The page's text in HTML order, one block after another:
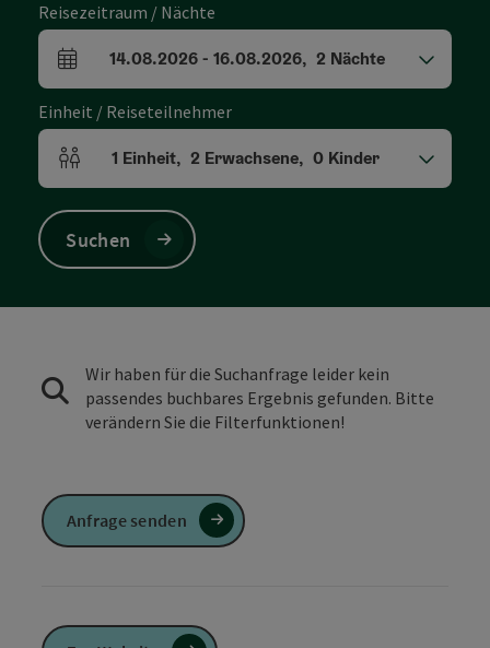
Reisezeitraum / Nächte
An- und Abreisefelder
14.08.2026- 16.08.2026, 2 Nächte
Einheit / Reiseteilnehmer
Einheitenanzahl und Personenfelder
1 Einheit, 2 Erwachsene, 0 Kinder
Suchen
Wir haben für die Suchanfrage leider kein
passendes buchbares Ergebnis gefunden. Bitte
verändern Sie die Filterfunktionen!
Anfrage senden